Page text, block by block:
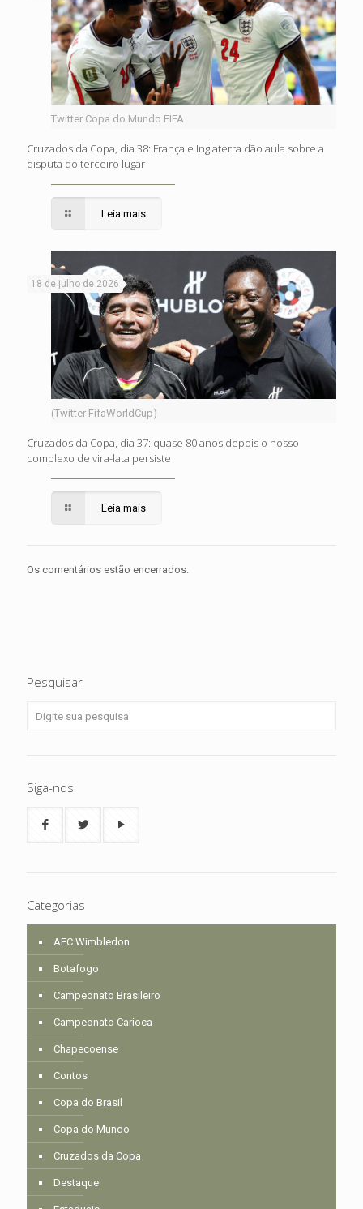
Twitter Copa do Mundo FIFA
Cruzados da Copa, dia 38: França e Inglaterra dão aula sobre a
disputa do terceiro lugar
Leia mais
(Twitter FifaWorldCup)
18 de julho de 2026
Cruzados da Copa, dia 37: quase 80 anos depois o nosso
complexo de vira-lata persiste
Leia mais
Os comentários estão encerrados.
Pesquisar
Siga-nos
Categorias
AFC Wimbledon
Botafogo
Campeonato Brasileiro
Campeonato Carioca
Chapecoense
Contos
Copa do Brasil
Copa do Mundo
Cruzados da Copa
Destaque